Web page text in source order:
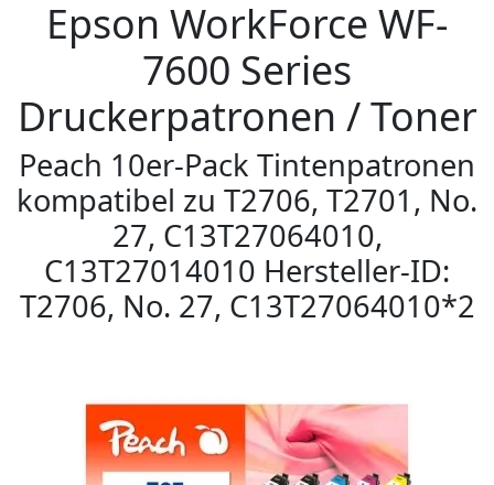
Epson WorkForce WF-
7600 Series
Druckerpatronen / Toner
Peach 10er-Pack Tintenpatronen
kompatibel zu T2706, T2701, No.
27, C13T27064010,
C13T27014010 Hersteller-ID:
T2706, No. 27, C13T27064010*2